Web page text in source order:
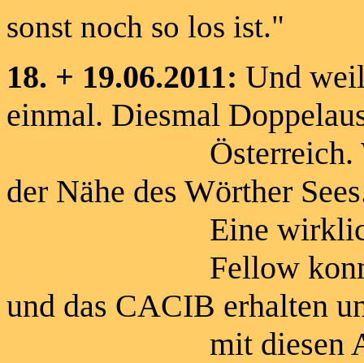
sonst noch so los ist."
18. + 19.06.2011: Und
einmal. Diesmal
Österreich. Wir
der Nähe des Wörther
Eine wirklich
Fellow konnte an
und das CACIB erhalten
mit diesen